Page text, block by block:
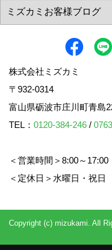
株式会社ミズカミ
〒932-0314
富山県砺波市庄川町青島
TEL： 0120-384-246 /
＜営業時間＞8:00～17:00
＜定休日＞水曜日・祝日
Copyright (c) mizukami. All